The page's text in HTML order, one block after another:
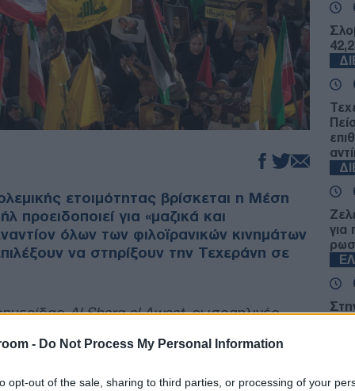
- Do Not Process My Personal Information
opt-out of the sale, sharing to third parties, or processing of your
ετοιμότητας βρίσκεται η Μέση
προειδοποιεί για «μαζικά και
όλων των φιλοϊρανικών κινημάτων
να στηρίξουν την Τεχεράνη σε
Al-Sharq al-Awsat, οι ισραηλινές
σε πολλαπλά μέτωπα,
Λίβανο, τουςΧούθιστην Υεμένη και
για